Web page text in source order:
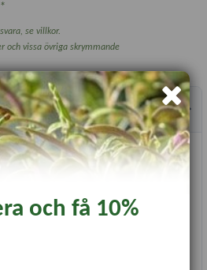
se villkor.
och vissa övriga skrymmande
blommor extra rika på nektar och
fjärilar och andra pollinerare till
som är perfekta för
mer 'vilda' områden i
och få 10%